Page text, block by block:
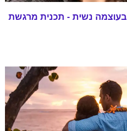
פותחות את שנת 2021 בעוצמה נשית - תכנית מרגשת